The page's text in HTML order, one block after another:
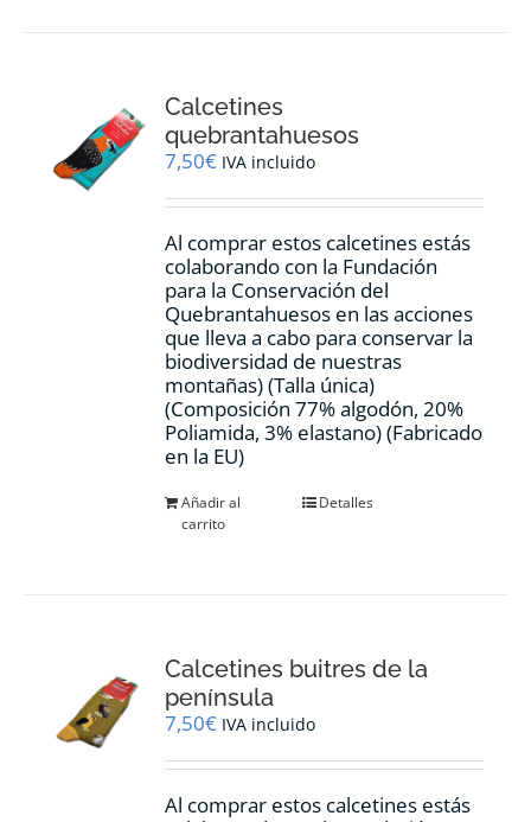
pueden
elegir
la
de
producto
Calcetines
quebrantahuesos
7,50€ IVA incluido
Al comprar estos calcetines estás
colaborando con la Fundación
para la Conservación del
Quebrantahuesos en las acciones
que lleva a cabo para conservar la
biodiversidad de nuestras
montañas) (Talla única)
(Composición 77% algodón, 20%
Poliamida, 3% elastano) (Fabricado
en la EU)
Añadir al
carrito
Detalles
Calcetines buitres de la
península
7,50€ IVA incluido
Al comprar estos calcetines estás